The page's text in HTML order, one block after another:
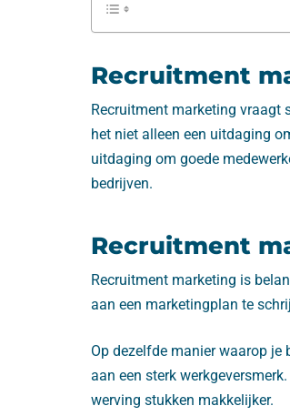
Recruitment
Recruitment marketing vraagt
het niet alleen een uitdaging
uitdaging om goede
bedrijven.
Recruitment
Recruitment marketing is
aan een marketingplan te
Op dezelfde manier waarop je
aan een sterk
werving stukken makkelijker.